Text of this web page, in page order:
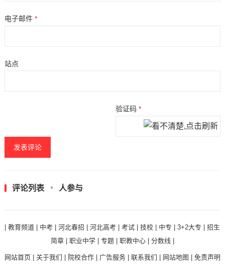
电子邮件 *
站点
验证码*
评论列表 人参与
|教育频道 中考 |河北春招 |河北高考 |考试 |技校 中专 |3+2大专 |招生
简章| 职业中学| 专题| 职教中心| 分数线|
网站首页| 关于我们 院校合作| 广告服务| 联系我们 网站地图
免责声明